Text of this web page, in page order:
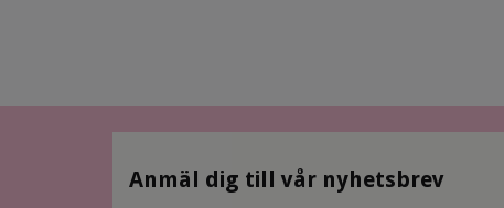
Anmäl dig till vår nyhetsbrev